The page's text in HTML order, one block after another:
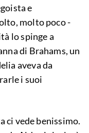
e
molto poco -
lo spinge a
di Brahams, un
aveva da
i suoi
ci vede benissimo.